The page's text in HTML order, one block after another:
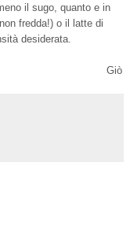
il sugo, quanto e in
fredda!) o il latte di
desiderata.
Giò